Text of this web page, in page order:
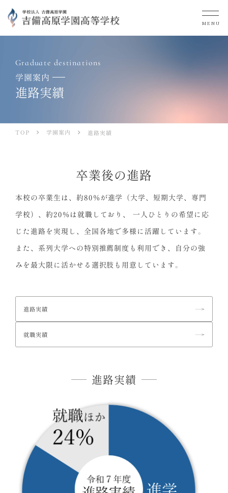
MENU
Graduate destinations
学園案内
進路実績
TOP 学園案内 進路実績
卒業後の進路
本校の卒業生は、約80%が進学（大学、短期大学、専門
学校）、約20%は就職しており、 一人ひとりの希望に応
じた進路を実現し、全国各地で多様に活躍しています。
また、系列大学への特別推薦制度も利用でき、自分の強
みを最大限に活かせる選択肢も用意しています。
進路実績
就職実績
進路実績